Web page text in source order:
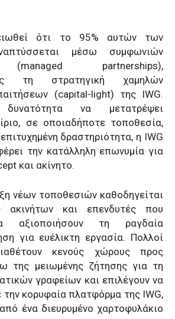
ότι το 95% αυτών των
μέσω συμφωνιών
(managed partnerships),
τη στρατηγική χαμηλών
(capital-light) της IWG.
να μετατρέψει
σε οποιαδήποτε τοποθεσία,
δραστηριότητα, η IWG
την κατάλληλη επωνυμία για
και ακίνητο.
νέων τοποθεσιών καθοδηγείται
ακινήτων και επενδυτές που
αξιοποιήσουν τη ραγδαία
για ευέλικτη εργασία. Πολλοί
κενούς χώρους προς
της μειωμένης ζήτησης για τη
γραφείων και επιλέγουν να
την κορυφαία πλατφόρμα της IWG,
ένα διευρυμένο χαρτοφυλάκιο